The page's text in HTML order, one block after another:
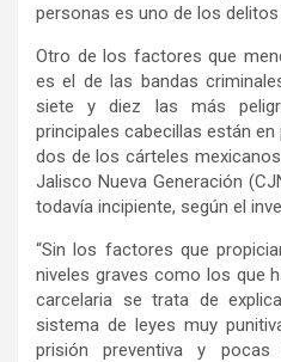
personas es uno de los
Otro de los factores que
es el de las bandas
siete y diez las más
principales cabecillas están
dos de los cárteles
Jalisco Nueva Generación
todavía incipiente, según el
“Sin los factores que
niveles graves como los que
carcelaria se trata de
sistema de leyes muy
prisión preventiva y pocas